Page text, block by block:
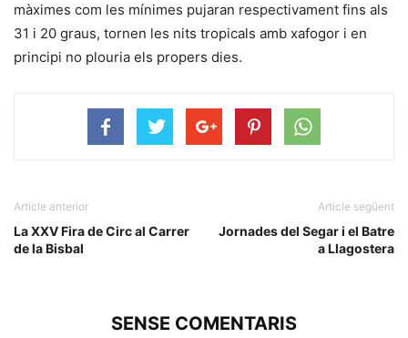
màximes com les mínimes pujaran respectivament fins als
31 i 20 graus, tornen les nits tropicals amb xafogor i en
principi no plouria els propers dies.
Article anterior
La XXV Fira de Circ al Carrer
de la Bisbal
Article següent
Jornades del Segar i el Batre
a Llagostera
SENSE COMENTARIS